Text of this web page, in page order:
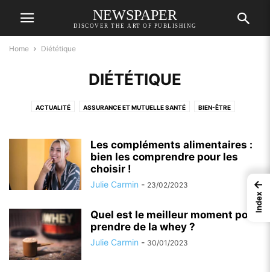
NEWSPAPER
DISCOVER THE ART OF PUBLISHING
Home Diététique
DIÉTÉTIQUE
ACTUALITÉ ASSURANCE ET MUTUELLE SANTÉ BIEN-ÊTRE
Les compléments alimentaires :
bien les comprendre pour les
choisir !
Julie Carmin - 23/02/2023
Quel est le meilleur moment pour
prendre de la whey ?
Julie Carmin - 30/01/2023
←
Index